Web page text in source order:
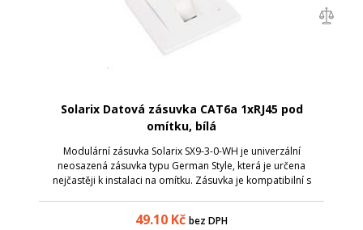
Solarix Datová zásuvka CAT6a 1xRJ45 pod
omítku, bílá
Modulární zásuvka Solarix SX9-3-0-WH je univerzální
neosazená zásuvka typu German Style, která je určena
nejčastěji k instalaci na omítku. Zásuvka je kompatibilní s
49.10 Kč bez DPH